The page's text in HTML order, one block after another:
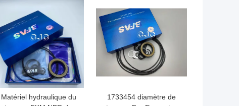
Matériel hydraulique du
1733454 diamètre de